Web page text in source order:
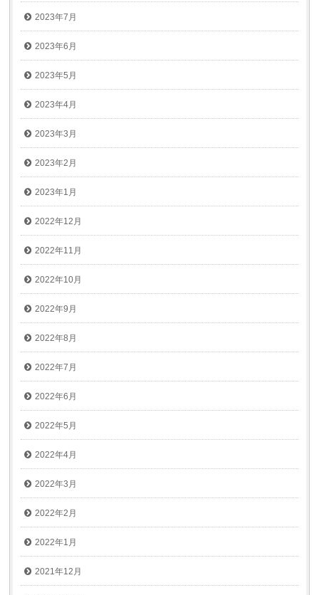
2023年7月
2023年6月
2023年5月
2023年4月
2023年3月
2023年2月
2023年1月
2022年12月
2022年11月
2022年10月
2022年9月
2022年8月
2022年7月
2022年6月
2022年5月
2022年4月
2022年3月
2022年2月
2022年1月
2021年12月